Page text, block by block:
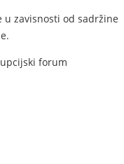
u zavisnosti od sadržine
forum